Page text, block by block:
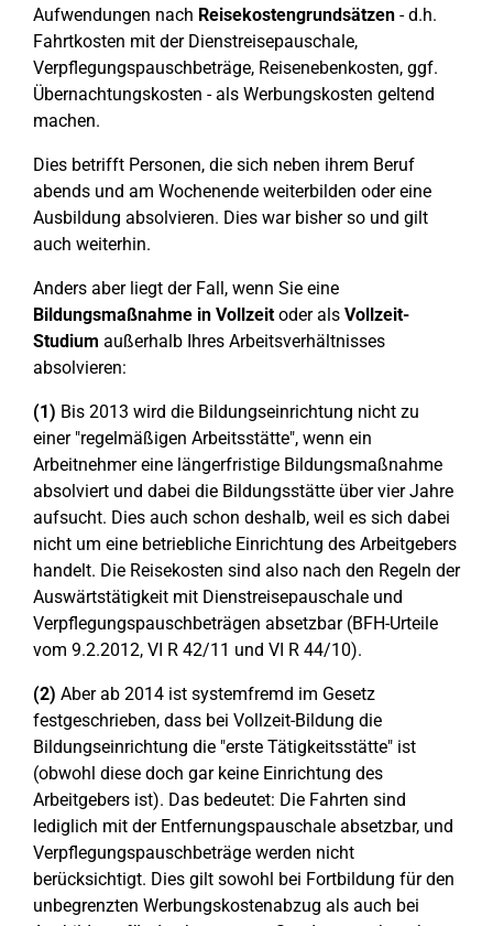
Aufwendungen nach Reisekostengrundsätzen - d.h.
Fahrtkosten mit der Dienstreisepauschale,
Verpflegungspauschbeträge, Reisenebenkosten, ggf.
Übernachtungskosten - als Werbungskosten geltend
machen.
Dies betrifft Personen, die sich neben ihrem Beruf
abends und am Wochenende weiterbilden oder eine
Ausbildung absolvieren. Dies war bisher so und gilt
auch weiterhin.
Anders aber liegt der Fall, wenn Sie eine
Bildungsmaßnahme in Vollzeitoder als Vollzeit-
Studium außerhalb Ihres Arbeitsverhältnisses
absolvieren:
(1) Bis 2013 wird die Bildungseinrichtung nicht zu
einer "regelmäßigen Arbeitsstätte", wenn ein
Arbeitnehmer eine längerfristige Bildungsmaßnahme
absolviert und dabei die Bildungsstätte über vier Jahre
aufsucht. Dies auch schon deshalb, weil es sich dabei
nicht um eine betriebliche Einrichtung des Arbeitgebers
handelt. Die Reisekosten sind also nach den Regeln der
Auswärtstätigkeit mit Dienstreisepauschale und
Verpflegungspauschbeträgen absetzbar (BFH-Urteile
vom 9.2.2012, VI R 42/11 und VI R 44/10).
(2) Aber ab 2014 ist systemfremd im Gesetz
festgeschrieben, dass bei Vollzeit-Bildung die
Bildungseinrichtung die "erste Tätigkeitsstätte" ist
(obwohl diese doch gar keine Einrichtung des
Arbeitgebers ist). Das bedeutet: Die Fahrten sind
lediglich mit der Entfernungspauschale absetzbar, und
Verpflegungspauschbeträge werden nicht
berücksichtigt. Dies gilt sowohl bei Fortbildung für den
unbegrenzten Werbungskostenabzug als auch bei